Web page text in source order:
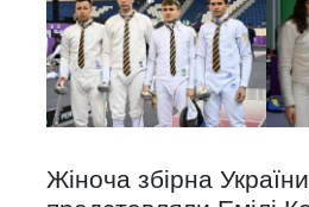
Жіноча збірна